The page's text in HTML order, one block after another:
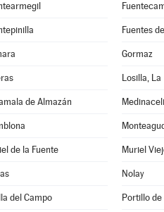
Fuentes
Gormaz
Losilla, La
de Almazán Medinaceli
de la Fuente Muriel
Nolay
del Campo Portillo de